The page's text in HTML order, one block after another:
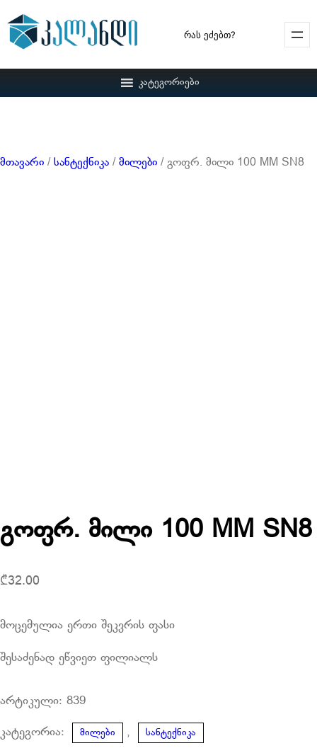
Search
კატეგორიები
მთავარი / სანტექნიკა / მილები / გოფრ. მილი 100 MM SN8
გოფრ. მილი 100 MM SN8
₾32.00
მოცემულია ერთი შეკვრის ფასი
შესაძენად ეწვიეთ ფილიალს
არტიკული: 839
კატეგორია: მილები , სანტექნიკა